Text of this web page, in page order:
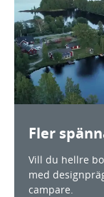
Fler
Vill du hellre
med
campare.